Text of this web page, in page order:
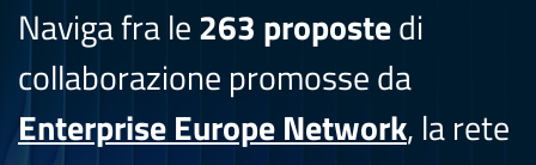
Naviga fra le263 propostedi
collaborazione promosse da
Enterprise Europe Network, la rete